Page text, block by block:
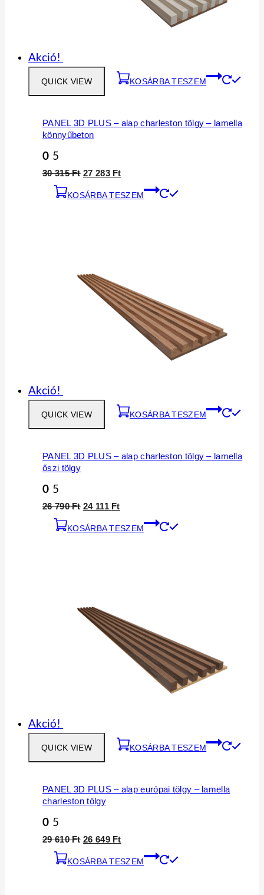
Akció!
QUICK VIEW KOSÁRBA TESZEM
PANEL 3D PLUS – alap charleston tölgy – lamella
könnyűbeton
0 5
30 315Ft 27 283 Ft
KOSÁRBA TESZEM
Akció!
QUICK VIEW KOSÁRBA TESZEM
PANEL 3D PLUS – alap charleston tölgy – lamella
őszi tölgy
0 5
26 790Ft 24 111 Ft
KOSÁRBA TESZEM
Akció!
QUICK VIEW KOSÁRBA TESZEM
PANEL 3D PLUS – alap európai tölgy – lamella
charleston tölgy
0 5
29 610Ft 26 649 Ft
KOSÁRBA TESZEM